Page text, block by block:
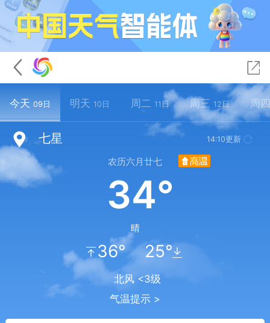
今天 09日 明天 10日 周二 11日 周三 12日 周
七星 14:10更新
农历六月廿七
34°
晴
↑ 36° 25° ↓
北风 <3级
气温提示 >